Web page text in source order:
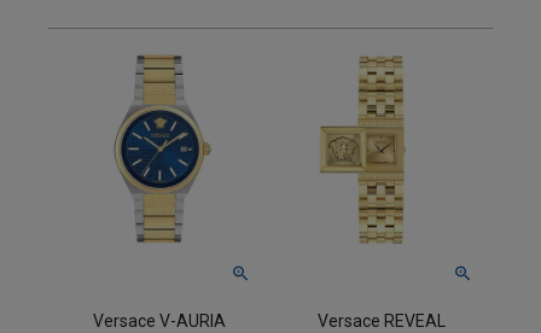
Versace V-AURIA
Versace REVEAL